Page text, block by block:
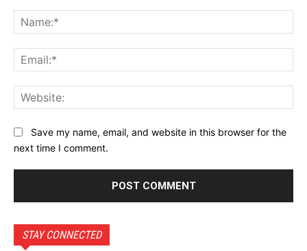
Save my name, email, and website in this browser for the
next time I comment.
STAY CONNECTED